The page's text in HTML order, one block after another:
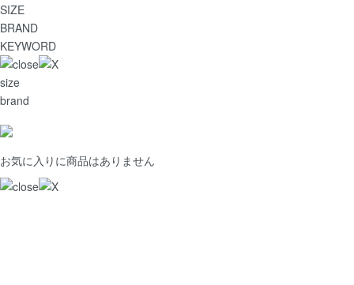
SIZE
BRAND
KEYWORD
size
brand
お気に入りに商品はありません